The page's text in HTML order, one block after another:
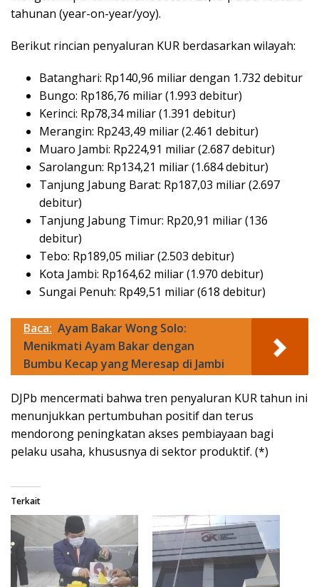
tahunan (year-on-year/yoy).
Berikut rincian penyaluran KUR berdasarkan wilayah:
Batanghari: Rp140,96 miliar dengan 1.732 debitur
Bungo: Rp186,76 miliar (1.993 debitur)
Kerinci: Rp78,34 miliar (1.391 debitur)
Merangin: Rp243,49 miliar (2.461 debitur)
Muaro Jambi: Rp224,91 miliar (2.687 debitur)
Sarolangun: Rp134,21 miliar (1.684 debitur)
Tanjung Jabung Barat: Rp187,03 miliar (2.697
debitur)
Tanjung Jabung Timur: Rp20,91 miliar (136
debitur)
Tebo: Rp189,05 miliar (2.503 debitur)
Kota Jambi: Rp164,62 miliar (1.970 debitur)
Sungai Penuh: Rp49,51 miliar (618 debitur)
Baca: Ayam Bakar Wong Solo:
Menikmati Ayam Bakar dengan
Bumbu Kecap yang Meresap di Jambi
DJPb mencermati bahwa tren penyaluran KUR tahun ini
menunjukkan pertumbuhan positif dan terus
mendorong peningkatan akses pembiayaan bagi
pelaku usaha, khususnya di sektor produktif. (*)
Terkait